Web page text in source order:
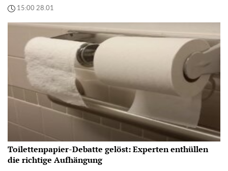
15:00 28.01
Toilettenpapier-Debatte gelöst: Experten enthüllen
die richtige Aufhängung